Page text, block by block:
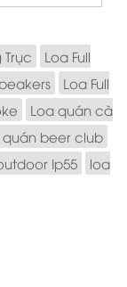
Trục
Loa Full
Loa Full
Loa quán cà
quán beer club
Ip55
loa